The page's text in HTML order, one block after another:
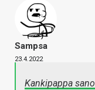
Sampsa
23.4.2022
Kankipappa